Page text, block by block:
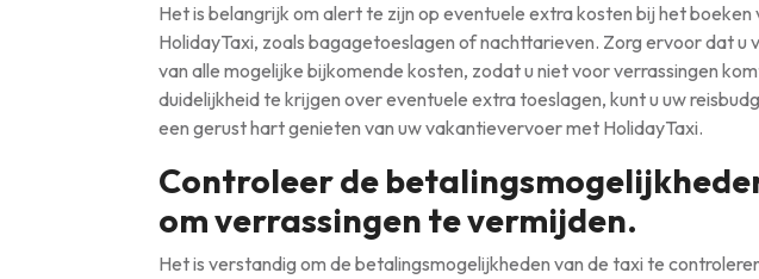
Het is belangrijk om alert te zijn op eventuele extra kosten bij het
HolidayTaxi, zoals bagagetoeslagen of nachttarieven. Zorg ervoor dat u
van alle mogelijke bijkomende kosten, zodat u niet voor verrassingen
duidelijkheid te krijgen over eventuele extra toeslagen, kunt u uw
een gerust hart genieten van uw vakantievervoer met HolidayTaxi.
Controleer de
om verrassingen te vermijden.
Het is verstandig om de betalingsmogelijkheden van de taxi te